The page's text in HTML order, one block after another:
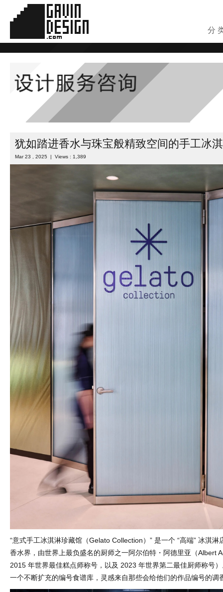
分
犹如踏进香水与珠宝般精致空间的手工冰
Mar 23 , 2025 | Views : 1,389
“意式手工冰淇淋珍藏馆（Gelato Collection）” 是一个 “高端” 冰淇淋
香水界，由世界上最负盛名的厨师之一阿尔伯特・阿德里亚（Albert
2015 年世界最佳糕点师称号，以及 2023 年世界第二最佳厨师称号
一个不断扩充的编号食谱库，灵感来自那些会给他们的作品编号的调